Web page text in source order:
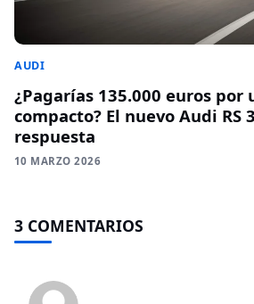
AUDI
¿Pagarías 135.000 euros por
compacto? El nuevo Audi RS
respuesta
10 MARZO 2026
3 COMENTARIOS